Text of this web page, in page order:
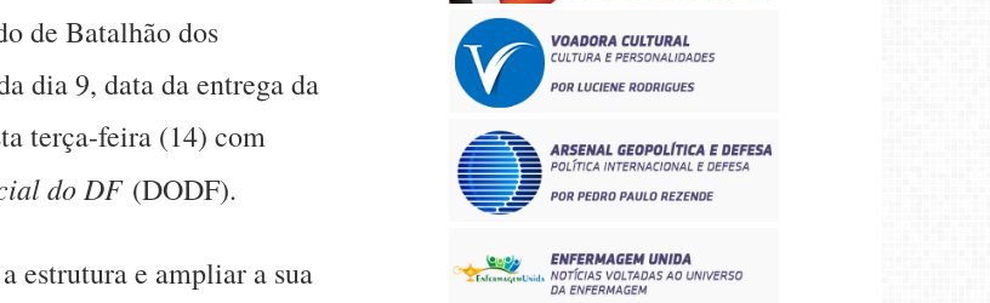
de Batalhão dos
dia 9, data da entrega da
terça-feira (14) com
do DF (DODF).
estrutura e ampliar a sua